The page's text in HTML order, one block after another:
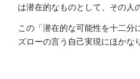
は潜在的なものとして、その人
この「潜在的な可能性を十二分
ズローの言う自己実現にほかな